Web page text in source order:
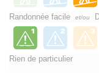
Randonnée facile et/ou
Rien de particulier